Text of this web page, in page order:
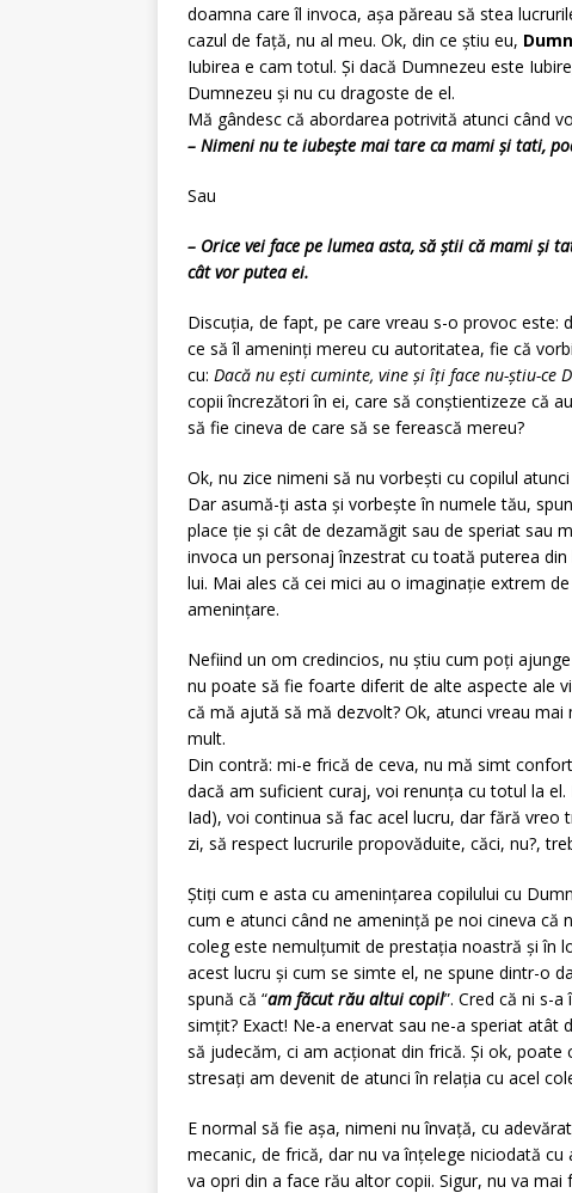
doamna care îl invoca, așa păreau să stea
cazul de față, nu al meu. Ok, din ce știu eu,
Iubirea e cam totul. Și dacă Dumnezeu este
Dumnezeu și nu cu dragoste de el.
Mă gândesc că abordarea potrivită atunci când
– Nimeni nu te iubește mai tare ca mami și tati,
Sau
– Orice vei face pe lumea asta, să știi că mami și
cât vor putea ei.
Discuția, de fapt, pe care vreau s-o provoc este:
ce să îl ameninți mereu cu autoritatea, fie că
cu: Dacă nu ești cuminte, vine și îți face nu-știu-ce
copii încrezători în ei, care să conștientizeze că
să fie cineva de care să se ferească mereu?
Ok, nu zice nimeni să nu vorbești cu copilul
Dar asumă-ți asta și vorbește în numele tău,
place ție și cât de dezamăgit sau de speriat sau
invoca un personaj înzestrat cu toată puterea
lui. Mai ales că cei mici au o imaginație extrem
amenințare.
Nefiind un om credincios, nu știu cum poți
nu poate să fie foarte diferit de alte aspecte ale
că mă ajută să mă dezvolt? Ok, atunci vreau
mult.
Din contră: mi-e frică de ceva, nu mă simt
dacă am suficient curaj, voi renunța cu totul la
Iad), voi continua să fac acel lucru, dar fără vreo
zi, să respect lucrurile propovăduite, căci, nu?,
Știți cum e asta cu amenințarea copilului cu
cum e atunci când ne amenință pe noi cineva că
coleg este nemulțumit de prestația noastră și în
acest lucru și cum se simte el, ne spune dintr-o
spună că “am făcut rău altui copil”. Cred că ni s-
simțit? Exact! Ne-a enervat sau ne-a speriat
să judecăm, ci am acționat din frică. Și ok,
stresați am devenit de atunci în relația cu acel
E normal să fie așa, nimeni nu învață, cu
mecanic, de frică, dar nu va înțelege niciodată
va opri din a face rău altor copii. Sigur, nu va